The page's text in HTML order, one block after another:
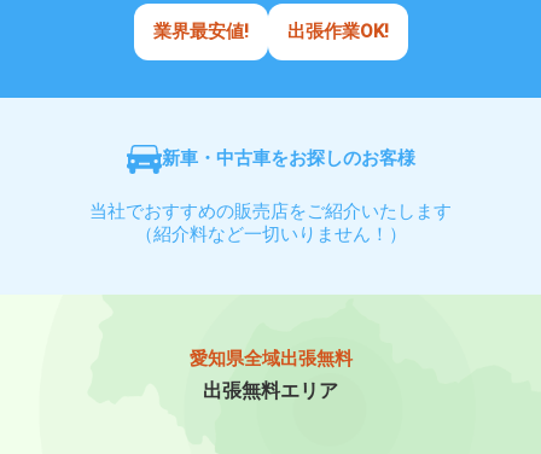
業界最安値! 出張作業OK!
新車・中古車をお探しのお客様
当社でおすすめの販売店をご紹介いたします
（紹介料など一切いりません！）
愛知県全域出張無料
出張無料エリア